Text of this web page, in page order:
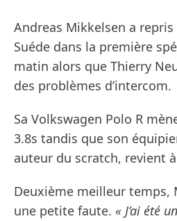
Andreas Mikkelsen a
Suéde dans la première
matin alors que Thierry
des problèmes d’intercom.
Sa Volkswagen Polo R
3.8s tandis que son
auteur du scratch, revient
Deuxième meilleur temps,
une petite faute. « J’ai été